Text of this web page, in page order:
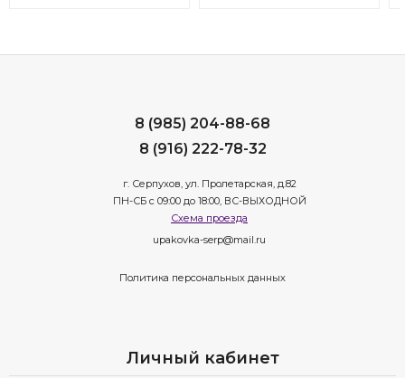
8 (985) 204-88-68
8 (916) 222-78-32
г. Серпухов, ул. Пролетарская, д.82
ПН-СБ с 09:00 до 18:00, ВС-ВЫХОДНОЙ
Схема проезда
upakovka-serp@mail.ru
Политика персональных данных
Личный кабинет